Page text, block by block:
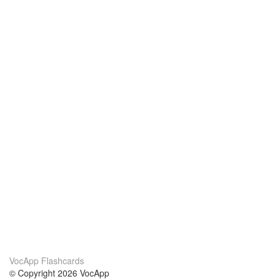
VocApp Flashcards
© Copyright 2026 VocApp